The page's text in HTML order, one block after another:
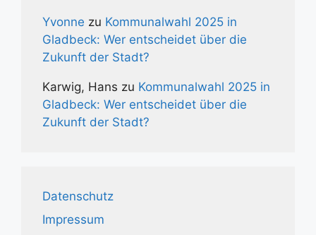
Yvonne zu Kommunalwahl 2025 in
Gladbeck: Wer entscheidet über die
Zukunft der Stadt?
Karwig, Hans zu Kommunalwahl 2025 in
Gladbeck: Wer entscheidet über die
Zukunft der Stadt?
Datenschutz
Impressum